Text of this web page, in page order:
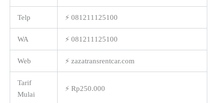
Telp ⚡ 081211125100
WA ⚡ 081211125100
Web ⚡ zazatransrentcar.com
Tarif
Mulai
⚡ Rp250.000